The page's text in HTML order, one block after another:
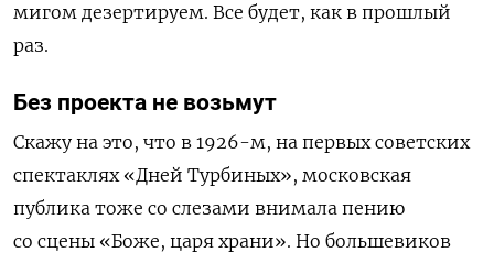
мигом дезертируем. Все будет, как в прошлый
раз.
Без проекта не возьмут
Скажу на это, что в 1926-м, на первых советских
спектаклях «Дней Турбиных», московская
публика тоже со слезами внимала пению
со сцены «Боже, царя храни». Но большевиков